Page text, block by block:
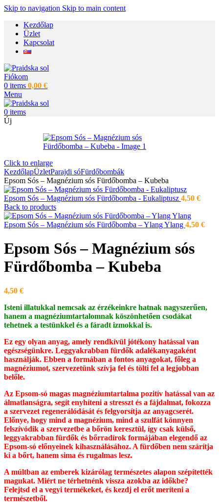
Skip to navigation Skip to main content
Kezdőlap
Üzlet
Kapcsolat
Fiókom
0 items 0,00 €
Menu
0 items
Új
Click to enlarge
KezdőlapÜzletParajdi sóFürdőbombák
Epsom Sós – Magnézium sós Fürdőbomba – Kubeba
Epsom Sós – Magnézium sós Fürdőbomba - Eukaliptusz 4,50 €
Back to products
Epsom Sós – Magnézium sós Fürdőbomba – Ylang Ylang 4,50 €
Epsom Sós – Magnézium sós
Fürdőbomba – Kubeba
4,50 €
Isteni illatukkal nemcsak az érzékeinkre hatnak nagyszerűen,
hanem a magnéziumtartalomnak köszönhetően csodákat
tehetnek a testünkkel és a fáradt izmokkal is.
Ez egy olyan anyag, amely rendkívül jótékony hatással van
egészségünkre. Leggyakrabban fürdők adalékanyagaként
használják. Ebben a formában a fontos anyagokat, főleg a
magnéziumot, szervezetünk szívja fel és tölti fel a legjobban
belőle.
Az Epsom-só magas magnéziumtartalma pozitív hatással van az
álmatlanságra, segít enyhíteni a stresszt és a fájdalmat, fokozza
a szervezet regenerálódását és felgyorsítja az anyagcserét.
Előnye, hogy mind a magnézium, mind a szulfát könnyen
felszívódik a szervezetbe a bőrön keresztül, így csak külső,
leggyakrabban fürdők és bőrradírok formájában elegendő az
Epsom-só előnyeinek kihasználásához. A fürdőben nem szárítja
ki a bőrt, hanem sima és rugalmas lesz.
A múltban az emberek kizárólag természetes alapon szépítették
magukat. Miért ne térhetnénk vissza azokba az időkbe?
Felejtsd el a vegyi termékeket, és kezdj el erőt meríteni a
természetből.